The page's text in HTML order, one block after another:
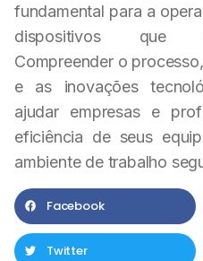
fundamental para a
dispositivos que
Compreender o
e as inovações
ajudar empresas e
eficiência de seus
ambiente de trabalho
Facebook
Twitter